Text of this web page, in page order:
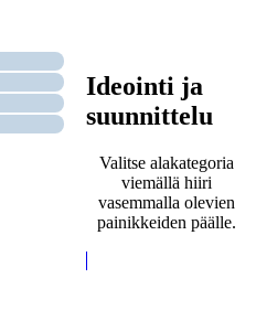
Ideointi ja
suunnittelu
Valitse alakategoria
viemällä hiiri
vasemmalla olevien
painikkeiden päälle.